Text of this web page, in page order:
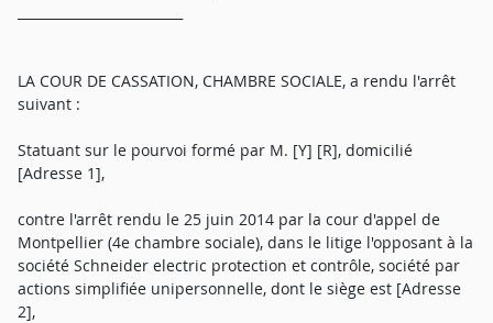
LA COUR DE CASSATION, CHAMBRE SOCIALE, a rendu l'arrêt
suivant :
Statuant sur le pourvoi formé par M. [Y] [R], domicilié
[Adresse 1],
contre l'arrêt rendu le 25 juin 2014 par la cour d'appel de
Montpellier (4e chambre sociale), dans le litige l'opposant à la
société Schneider electric protection et contrôle, société par
actions simplifiée unipersonnelle, dont le siège est [Adresse
2],